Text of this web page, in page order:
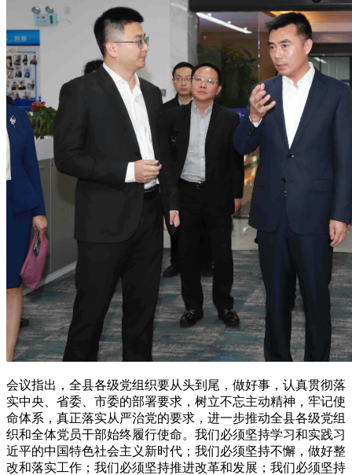
会议指出，全县各级党组织要从头到尾，做好事，认真贯彻落
实中央、省委、市委的部署要求，树立不忘主动精神，牢记使
命体系，真正落实从严治党的要求，进一步推动全县各级党组
织和全体党员干部始终履行使命。我们必须坚持学习和实践习
近平的中国特色社会主义新时代；我们必须坚持不懈，做好整
改和落实工作；我们必须坚持推进改革和发展；我们必须坚持